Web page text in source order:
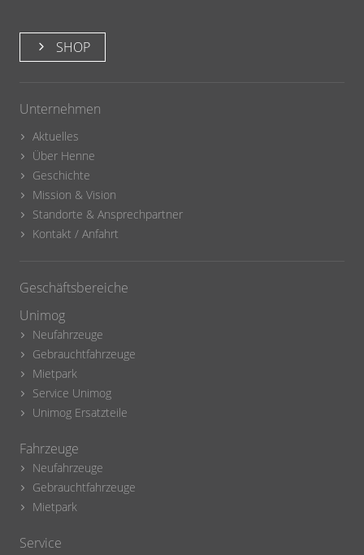
SHOP
Unternehmen
Aktuelles
Über Henne
Geschichte
Mission & Vision
Standorte & Ansprechpartner
Kontakt / Anfahrt
Geschäftsbereiche
Unimog
Neufahrzeuge
Gebrauchtfahrzeuge
Mietpark
Service Unimog
Unimog Ersatzteile
Fahrzeuge
Neufahrzeuge
Gebrauchtfahrzeuge
Mietpark
Service